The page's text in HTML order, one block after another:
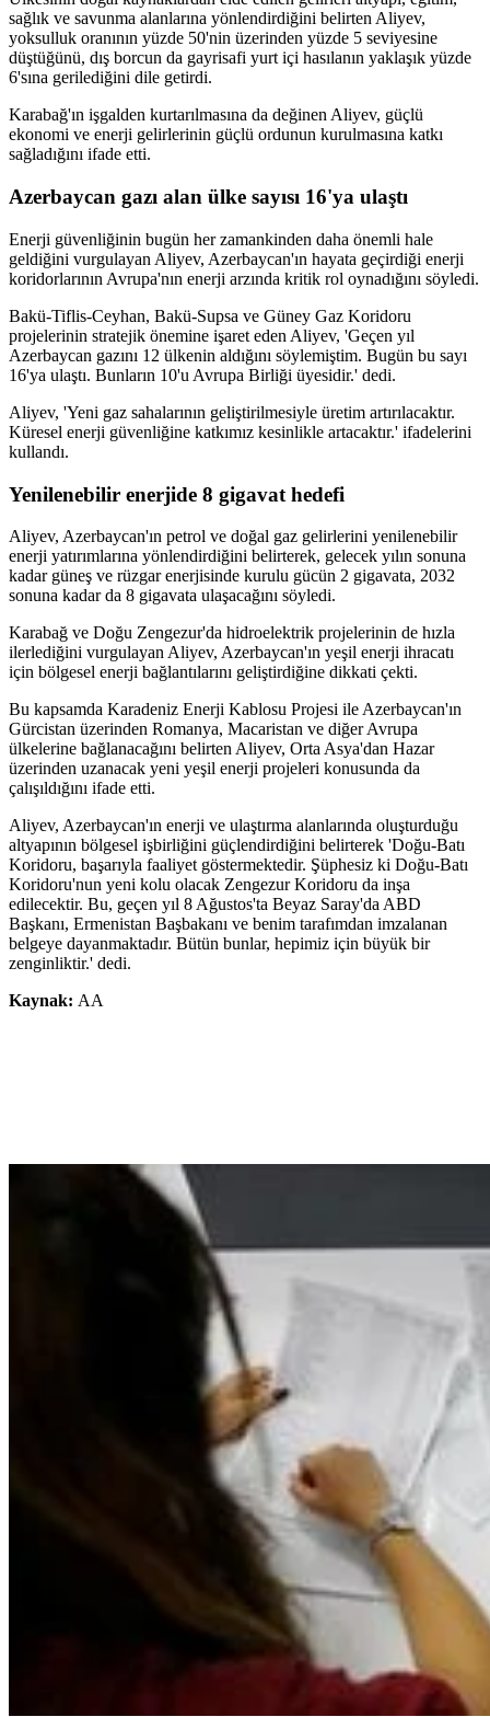
sağlık ve savunma alanlarına yönlendirdiğini belirten Aliyev,
yoksulluk oranının yüzde 50'nin üzerinden yüzde 5 seviyesine
düştüğünü, dış borcun da gayrisafi yurt içi hasılanın yaklaşık yüzde
6'sına gerilediğini dile getirdi.
Karabağ'ın işgalden kurtarılmasına da değinen Aliyev, güçlü
ekonomi ve enerji gelirlerinin güçlü ordunun kurulmasına katkı
sağladığını ifade etti.
Azerbaycan gazı alan ülke sayısı 16'ya ulaştı
Enerji güvenliğinin bugün her zamankinden daha önemli hale
geldiğini vurgulayan Aliyev, Azerbaycan'ın hayata geçirdiği enerji
koridorlarının Avrupa'nın enerji arzında kritik rol oynadığını söyledi.
Bakü-Tiflis-Ceyhan, Bakü-Supsa ve Güney Gaz Koridoru
projelerinin stratejik önemine işaret eden Aliyev, 'Geçen yıl
Azerbaycan gazını 12 ülkenin aldığını söylemiştim. Bugün bu sayı
16'ya ulaştı. Bunların 10'u Avrupa Birliği üyesidir.' dedi.
Aliyev, 'Yeni gaz sahalarının geliştirilmesiyle üretim artırılacaktır.
Küresel enerji güvenliğine katkımız kesinlikle artacaktır.' ifadelerini
kullandı.
Yenilenebilir enerjide 8 gigavat hedefi
Aliyev, Azerbaycan'ın petrol ve doğal gaz gelirlerini yenilenebilir
enerji yatırımlarına yönlendirdiğini belirterek, gelecek yılın sonuna
kadar güneş ve rüzgar enerjisinde kurulu gücün 2 gigavata, 2032
sonuna kadar da 8 gigavata ulaşacağını söyledi.
Karabağ ve Doğu Zengezur'da hidroelektrik projelerinin de hızla
ilerlediğini vurgulayan Aliyev, Azerbaycan'ın yeşil enerji ihracatı
için bölgesel enerji bağlantılarını geliştirdiğine dikkati çekti.
Bu kapsamda Karadeniz Enerji Kablosu Projesi ile Azerbaycan'ın
Gürcistan üzerinden Romanya, Macaristan ve diğer Avrupa
ülkelerine bağlanacağını belirten Aliyev, Orta Asya'dan Hazar
üzerinden uzanacak yeni yeşil enerji projeleri konusunda da
çalışıldığını ifade etti.
Aliyev, Azerbaycan'ın enerji ve ulaştırma alanlarında oluşturduğu
altyapının bölgesel işbirliğini güçlendirdiğini belirterek 'Doğu-Batı
Koridoru, başarıyla faaliyet göstermektedir. Şüphesiz ki Doğu-Batı
Koridoru'nun yeni kolu olacak Zengezur Koridoru da inşa
edilecektir. Bu, geçen yıl 8 Ağustos'ta Beyaz Saray'da ABD
Başkanı, Ermenistan Başbakanı ve benim tarafımdan imzalanan
belgeye dayanmaktadır. Bütün bunlar, hepimiz için büyük bir
zenginliktir.' dedi.
Kaynak: AA